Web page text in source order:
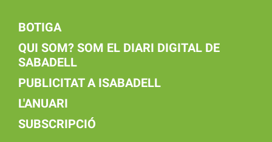
BOTIGA
QUI SOM? SOM EL DIARI DIGITAL DE
SABADELL
PUBLICITAT A ISABADELL
L'ANUARI
SUBSCRIPCIÓ